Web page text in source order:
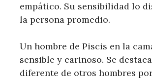
empático. Su sensibilidad lo
la persona promedio.
Un hombre de Piscis en la
sensible y cariñoso. Se
diferente de otros hombres